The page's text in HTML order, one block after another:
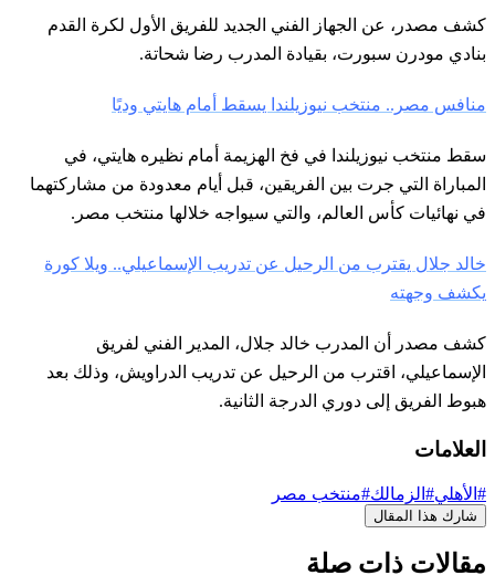
كشف مصدر، عن الجهاز الفني الجديد للفريق الأول لكرة القدم
بنادي مودرن سبورت، بقيادة المدرب رضا شحاتة.
منافس مصر.. منتخب نيوزيلندا يسقط أمام هايتي وديًا
سقط منتخب نيوزيلندا في فخ الهزيمة أمام نظيره هايتي، في
المباراة التي جرت بين الفريقين، قبل أيام معدودة من مشاركتهما
في نهائيات كأس العالم، والتي سيواجه خلالها منتخب مصر.
خالد جلال يقترب من الرحيل عن تدريب الإسماعيلي.. ويلا كورة
يكشف وجهته
كشف مصدر أن المدرب خالد جلال، المدير الفني لفريق
الإسماعيلي، اقترب من الرحيل عن تدريب الدراويش، وذلك بعد
هبوط الفريق إلى دوري الدرجة الثانية.
العلامات
#الأهلي#الزمالك#منتخب مصر
شارك هذا المقال
مقالات ذات صلة